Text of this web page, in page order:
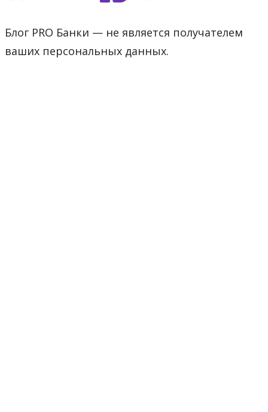
Блог PRO Банки — не является получателем
ваших персональных данных.